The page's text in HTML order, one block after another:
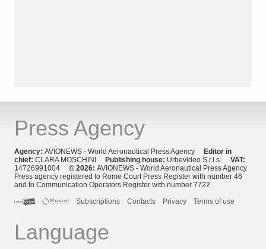
Press Agency
Agency: AVIONEWS - World Aeronautical Press Agency Editor in
chief: CLARA MOSCHINI Publishing house: Urbevideo S.r.l.s. VAT:
14726991004 © 2026: AVIONEWS - World Aeronautical Press Agency
Press agency registered to Rome Court Press Register with number 46
and to Communication Operators Register with number 7722
Subscriptions
Contacts Privacy Terms of use
Language